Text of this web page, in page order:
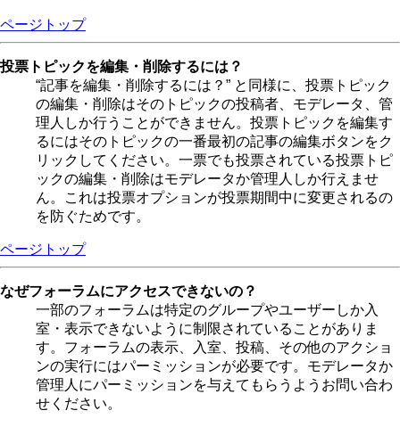
ページトップ
投票トピックを編集・削除するには？
“記事を編集・削除するには？” と同様に、投票トピック
の編集・削除はそのトピックの投稿者、モデレータ、管
理人しか行うことができません。投票トピックを編集す
るにはそのトピックの一番最初の記事の編集ボタンをク
リックしてください。一票でも投票されている投票トピ
ックの編集・削除はモデレータか管理人しか行えませ
ん。これは投票オプションが投票期間中に変更されるの
を防ぐためです。
ページトップ
なぜフォーラムにアクセスできないの？
一部のフォーラムは特定のグループやユーザーしか入
室・表示できないように制限されていることがありま
す。フォーラムの表示、入室、投稿、その他のアクショ
ンの実行にはパーミッションが必要です。モデレータか
管理人にパーミッションを与えてもらうようお問い合わ
せください。